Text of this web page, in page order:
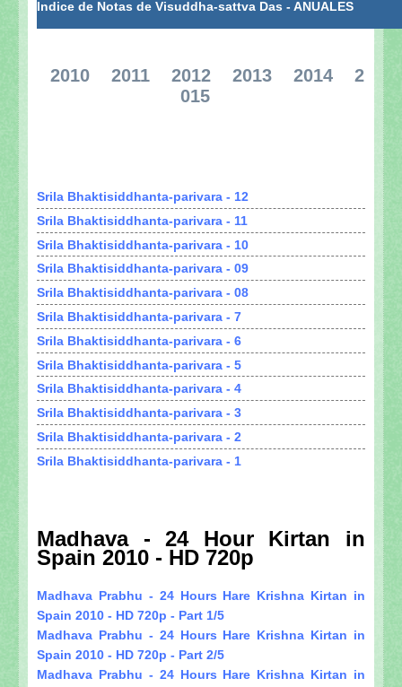
Indice de Notas de Visuddha-sattva Das - ANUALES
2010 2011 2012 2013 2014
2
015
Srila Bhaktisiddhanta-parivara - 12
Srila Bhaktisiddhanta-parivara - 11
Srila Bhaktisiddhanta-parivara - 10
Srila Bhaktisiddhanta-parivara - 09
Srila Bhaktisiddhanta-parivara - 08
Srila Bhaktisiddhanta-parivara - 7
Srila Bhaktisiddhanta-parivara - 6
Srila Bhaktisiddhanta-parivara - 5
Srila Bhaktisiddhanta-parivara - 4
Srila Bhaktisiddhanta-parivara - 3
Srila Bhaktisiddhanta-parivara - 2
Srila Bhaktisiddhanta-parivara - 1
Madhava - 24 Hour Kirtan in
Spain 2010 - HD 720p
Madhava Prabhu - 24 Hours Hare Krishna Kirtan in
Spain 2010 - HD 720p - Part 1/5
Madhava Prabhu - 24 Hours Hare Krishna Kirtan in
Spain 2010 - HD 720p - Part 2/5
Madhava Prabhu - 24 Hours Hare Krishna Kirtan in